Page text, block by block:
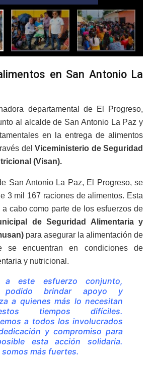
en San Antonio La
departamental de El Progreso,
al alcalde de San Antonio La Paz y
en la entrega de alimentos
del Viceministerio de Seguridad
(Visan).
San Antonio La Paz, El Progreso, se
3 mil 167 raciones de alimentos. Esta
cabo como parte de los esfuerzos de
de Seguridad Alimentaria y
para asegurar la alimentación de
se encuentran en condiciones de
y nutricional.
a este esfuerzo conjunto,
podido brindar apoyo y
a quienes más lo necesitan
tiempos difíciles.
a todos los involucrados
y compromiso para
esta acción solidaria.
somos más fuertes.